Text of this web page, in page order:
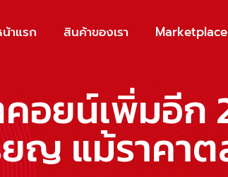
าแรก สินค้าของเรา Marketplace
อยน์เพิ่มอีก
ยญ แม้ราคา